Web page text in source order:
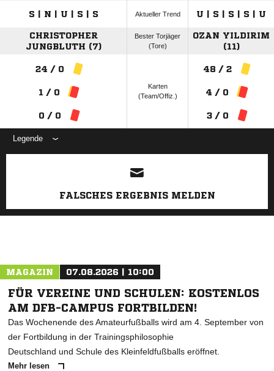
S | N | U | S | S Aktueller Trend U | S | S | S | U
CHRISTOPHER
JUNGBLUTH (7)
Bester Torjäger
(Tore)
OZAN YILDIRIM
(11)
24 / 0
1 / 0
0 / 0
Karten
(Team/Offiz.)
48 / 2
4 / 0
3 / 0
Legende
ANZEIGE
FALSCHES ERGEBNIS MELDEN
MAGAZIN 07.08.2026 | 10:00
FÜR VEREINE UND SCHULEN: KOSTENLOS
AM DFB-CAMPUS FORTBILDEN!
Das Wochenende des Amateurfußballs wird am 4. September von
der Fortbildung in der Trainingsphilosophie
Deutschland und Schule des Kleinfeldfußballs eröffnet.
Mehr lesen